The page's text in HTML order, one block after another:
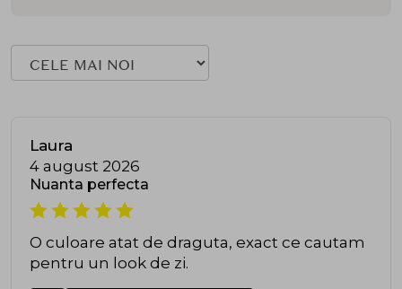
Laura
4 august 2026
Nuanta perfecta
O culoare atat de draguta, exact ce cautam
pentru un look de zi.